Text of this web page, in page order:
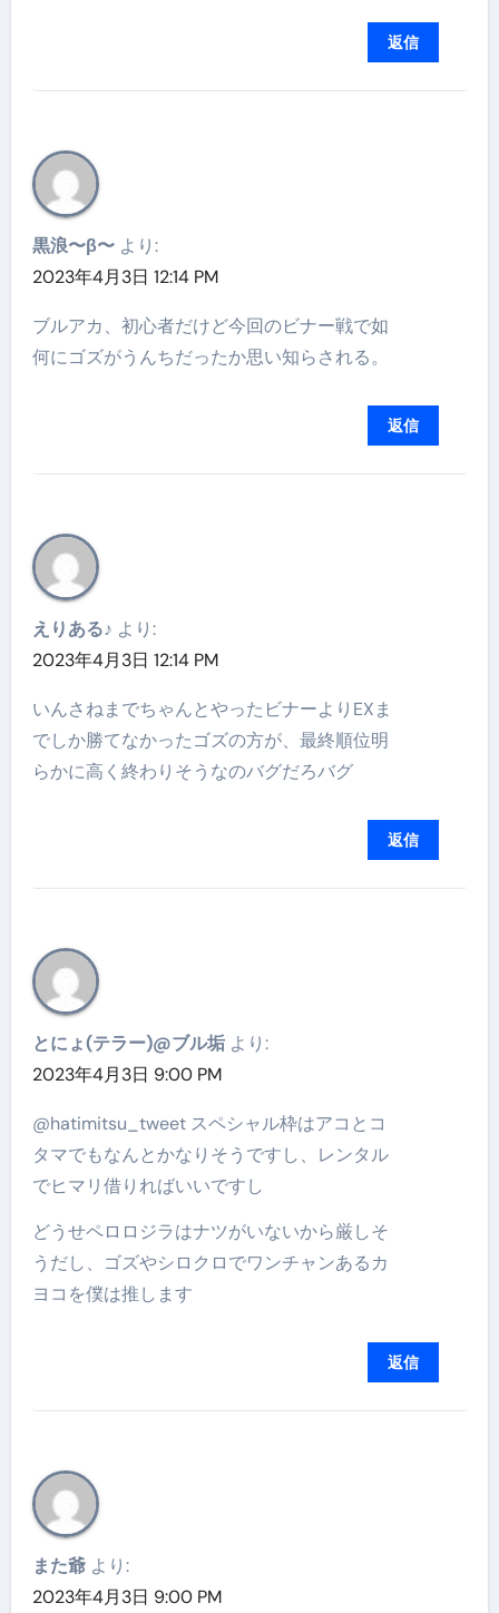
返信
黒浪〜β〜 より:
2023年4月3日 12:14 PM
ブルアカ、初心者だけど今回のビナー戦で如
何にゴズがうんちだったか思い知らされる。
返信
えりある♪ より:
2023年4月3日 12:14 PM
いんさねまでちゃんとやったビナーよりEXま
でしか勝てなかったゴズの方が、最終順位明
らかに高く終わりそうなのバグだろバグ
返信
とにょ(テラー)@ブル垢 より:
2023年4月3日 9:00 PM
@hatimitsu_tweet スペシャル枠はアコとコ
タマでもなんとかなりそうですし、レンタル
でヒマリ借りればいいですし
どうせペロロジラはナツがいないから厳しそ
うだし、ゴズやシロクロでワンチャンあるカ
ヨコを僕は推します
返信
また爺 より:
2023年4月3日 9:00 PM